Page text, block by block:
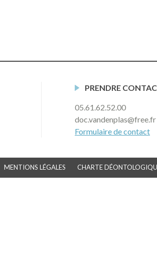
PRENDRE
05.61.62.52.00
doc.vandenplas@free.fr
Formulaire de contact
MENTIONS LÉGALES CHARTE